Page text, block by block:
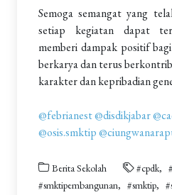
Semoga semangat yang
setiap kegiatan dapat
memberi dampak positif
berkarya dan terus
karakter dan kepribadian
@febrianest@disdikjabar
@osis.smktip
Berita Sekolah #cpdk
#smktipembangunan
#smktip